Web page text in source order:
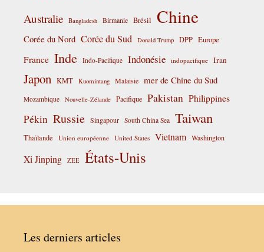
Australie Bangladesh Birmanie Brésil Chine
Corée du Nord Corée du Sud Donald Trump DPP Europe
France Inde Indo-Pacifique Indonésie indopacifique Iran
Japon KMT Kuomintang Malaisie mer de Chine du Sud
Mozambique Nouvelle-Zélande Pacifique Pakistan Philippines
Pékin Russie Singapour South China Sea Taiwan
Thaïlande Union européenne United States Vietnam Washington
Xi Jinping ZEE États-Unis
Les derniers articles